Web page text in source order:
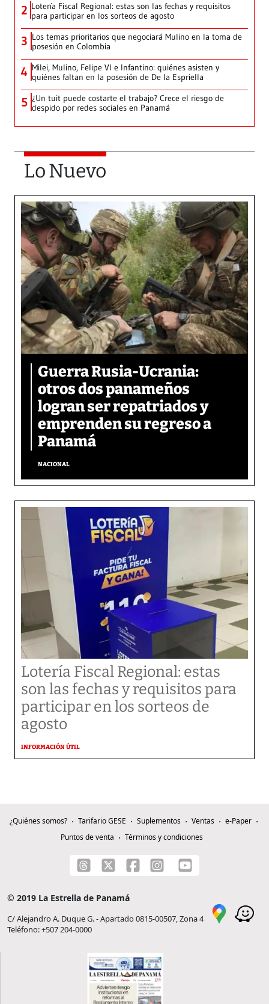
2 Lotería Fiscal Regional: estas son las fechas y requisitos
para participar en los sorteos de agosto
3 Los temas prioritarios que negociará Mulino en la toma de
posesión en Colombia
4 Milei, Mulino, Felipe VI e Infantino: quiénes asisten y
quiénes faltan en la posesión de De la Espriella
5 ¿Un tuit puede costarte el trabajo? Crece el riesgo de
despido por redes sociales en Panamá
Lo Nuevo
Guerra Rusia-Ucrania:
otros dos panameños
logran ser repatriados y
emprenden su regreso a
Panamá
NACIONAL
Lotería Fiscal Regional: estas
son las fechas y requisitos para
participar en los sorteos de
agosto
INFORMACIÓN ÚTIL
¿Quiénes somos? Tarifario GESE Suplementos Ventas
e-Paper
Puntos de venta
Términos y condiciones
© 2019 La Estrella de Panamá
C/ Alejandro A. Duque G. - Apartado 0815-00507, Zona 4
Teléfono: +507 204-0000